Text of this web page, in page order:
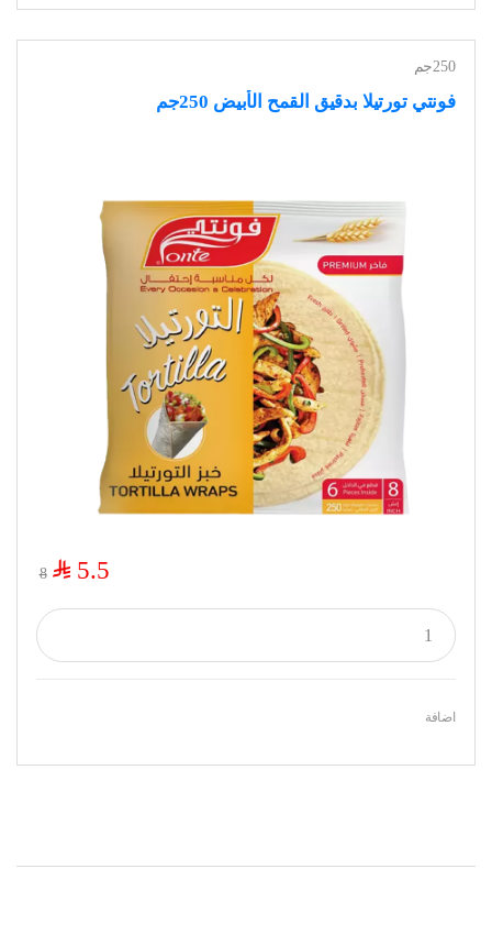
250جم
فونتي تورتيلا بدقيق القمح الأبيض 250جم
5.5
$
8
اضافة